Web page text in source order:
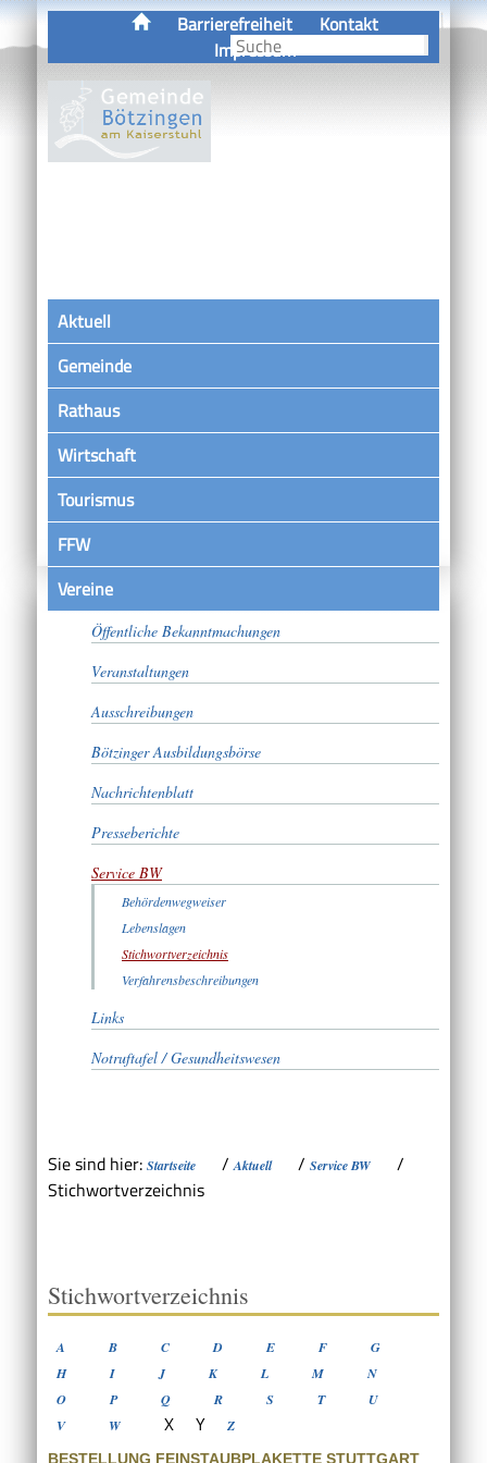
Barrierefreiheit
Kontakt
Impressum
Aktuell
Gemeinde
Rathaus
Wirtschaft
Tourismus
FFW
VereineSatzungen
Öffentliche Bekanntmachungen
Veranstaltungen
Ausschreibungen
Bötzinger Ausbildungsbörse
Nachrichtenblatt
Presseberichte
Service BW
Behördenwegweiser
Lebenslagen
Stichwortverzeichnis
Verfahrensbeschreibungen
Links
Notruftafel / Gesundheitswesen
Sie sind hier: Startseite /Aktuell / Service BW
/
Stichwortverzeichnis
Stichwortverzeichnis
A B C D E F
G
H
I J K L M
N
O
P Q R S T
U
V
W X Y Z
BESTELLUNG FEINSTAUBPLAKETTE STUTTGART